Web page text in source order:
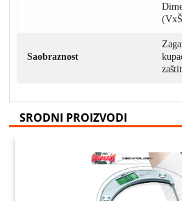
Saobraznost
SRODNI PROIZVODI